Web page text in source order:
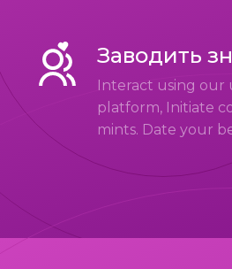
Заводить
Interact using our
platform, Initiate
mints. Date your